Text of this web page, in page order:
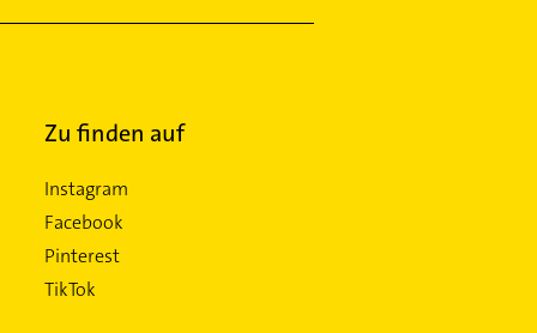
Zu finden auf
Instagram
Facebook
Pinterest
TikTok